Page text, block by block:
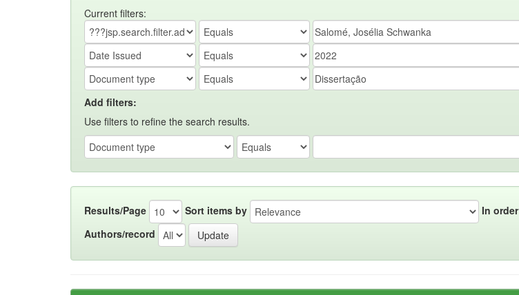
Current filters:
Add filters:
Use filters to refine the search results.
Results/Page Sort items by
In order
Authors/record